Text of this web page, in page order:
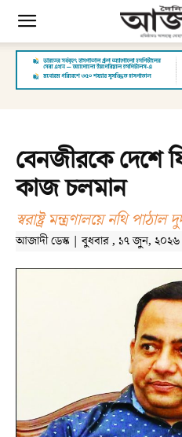
বেনজীরকে দেশে
কাজ চলমান
স্বরাষ্ট্র মন্ত্রণালয়ে নথি পাঠাল
আজাদী ডেস্ক | বুধবার , ১৭ জুন, ২০২৬